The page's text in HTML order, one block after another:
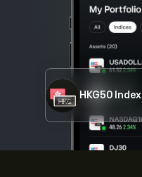
HKG50 Index